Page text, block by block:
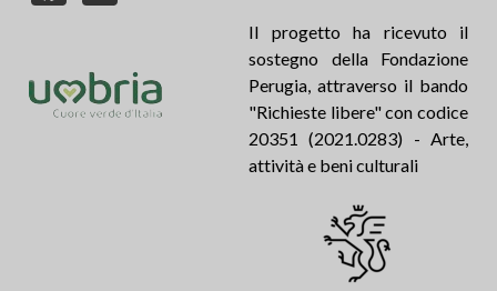
Il progetto ha ricevuto il
sostegno della Fondazione
Perugia, attraverso il bando
"Richieste libere" con codice
20351 (2021.0283) - Arte,
attività e beni culturali